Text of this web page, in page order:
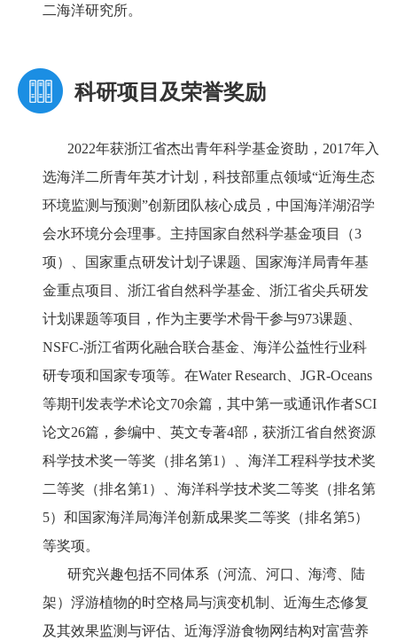
二海洋研究所。
科研项目及荣誉奖励
2022年获浙江省杰出青年科学基金资助，2017年入
选海洋二所青年英才计划，科技部重点领域“近海生态
环境监测与预测”创新团队核心成员，中国海洋湖沼学
会水环境分会理事。主持国家自然科学基金项目（3
项）、国家重点研发计划子课题、国家海洋局青年基
金重点项目、浙江省自然科学基金、浙江省尖兵研发
计划课题等项目，作为主要学术骨干参与973课题、
NSFC-浙江省两化融合联合基金、海洋公益性行业科
研专项和国家专项等。在Water Research、JGR-Oceans
等期刊发表学术论文70余篇，其中第一或通讯作者SCI
论文26篇，参编中、英文专著4部，获浙江省自然资源
科学技术奖一等奖（排名第1）、海洋工程科学技术奖
二等奖（排名第1）、海洋科学技术奖二等奖（排名第
5）和国家海洋局海洋创新成果奖二等奖（排名第5）
等奖项。
研究兴趣包括不同体系（河流、河口、海湾、陆
架）浮游植物的时空格局与演变机制、近海生态修复
及其效果监测与评估、近海浮游食物网结构对富营养